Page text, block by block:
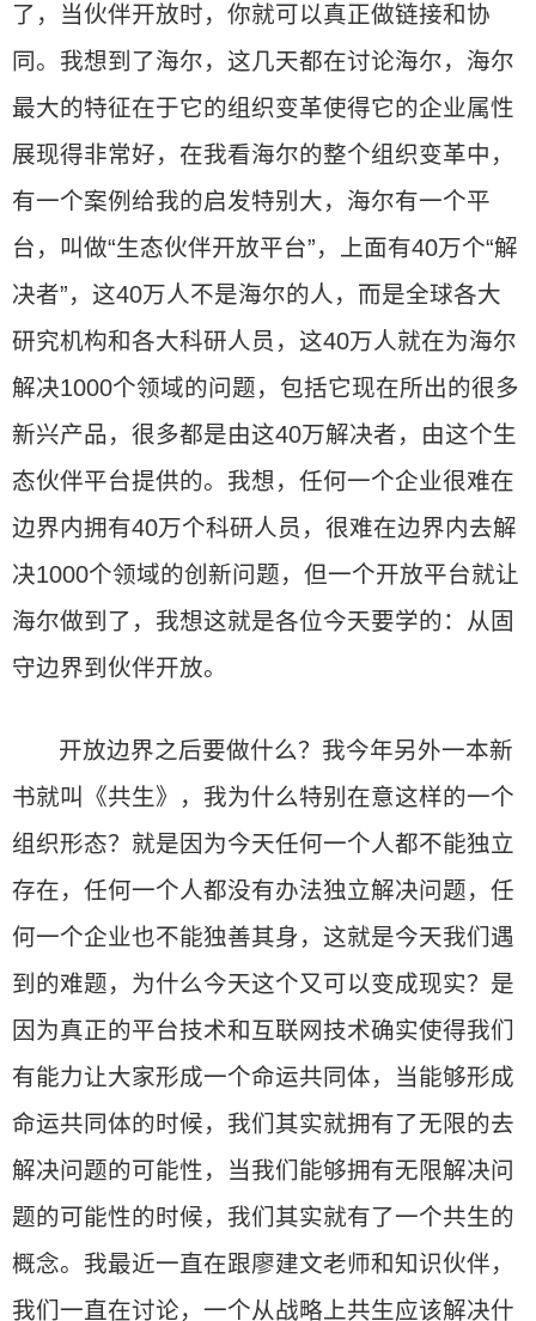
了，当伙伴开放时，你就可以真正做链接和协
同。我想到了海尔，这几天都在讨论海尔，海尔
最大的特征在于它的组织变革使得它的企业属性
展现得非常好，在我看海尔的整个组织变革中，
有一个案例给我的启发特别大，海尔有一个平
台，叫做“生态伙伴开放平台”，上面有40万个“解
决者”，这40万人不是海尔的人，而是全球各大
研究机构和各大科研人员，这40万人就在为海尔
解决1000个领域的问题，包括它现在所出的很多
新兴产品，很多都是由这40万解决者，由这个生
态伙伴平台提供的。我想，任何一个企业很难在
边界内拥有40万个科研人员，很难在边界内去解
决1000个领域的创新问题，但一个开放平台就让
海尔做到了，我想这就是各位今天要学的：从固
守边界到伙伴开放。
开放边界之后要做什么？我今年另外一本新
书就叫《共生》，我为什么特别在意这样的一个
组织形态？就是因为今天任何一个人都不能独立
存在，任何一个人都没有办法独立解决问题，任
何一个企业也不能独善其身，这就是今天我们遇
到的难题，为什么今天这个又可以变成现实？是
因为真正的平台技术和互联网技术确实使得我们
有能力让大家形成一个命运共同体，当能够形成
命运共同体的时候，我们其实就拥有了无限的去
解决问题的可能性，当我们能够拥有无限解决问
题的可能性的时候，我们其实就有了一个共生的
概念。我最近一直在跟廖建文老师和知识伙伴，
我们一直在讨论，一个从战略上共生应该解决什